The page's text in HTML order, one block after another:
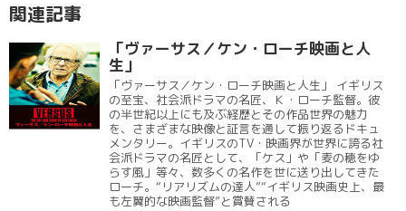
関連記事
「ヴァーサス／ケン・ローチ映画と人
生」
「ヴァーサス／ケン・ローチ映画と人生」 イギリス
の至宝、社会派ドラマの名匠、Ｋ・ローチ監督。彼
の半世紀以上にも及ぶ経歴とその作品世界の魅力
を、さまざまな映像と証言を通して振り返るドキュ
メンタリー。イギリスのTV・映画界が世界に誇る社
会派ドラマの名匠として、「ケス」や「麦の穂をゆ
らす風」等々、数多くの名作を世に送り出してきた
ローチ。“リアリズムの達人”“イギリス映画史上、最
も左翼的な映画監督”と賞賛される